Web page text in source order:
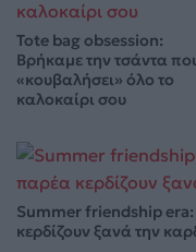
Tote bag obsession:
Βρήκαμε την τσάντα
«κουβαλήσει» όλο το
καλοκαίρι σου
Summer friendship era:
κερδίζουν ξανά την